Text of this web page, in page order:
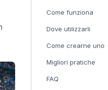
Come funziona
Dove utilizzarli
Come crearne uno
Migliori pratiche
FAQ